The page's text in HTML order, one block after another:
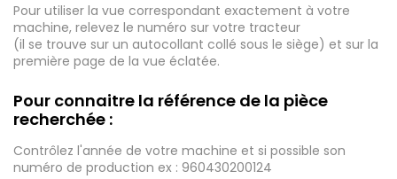
Pour utiliser la vue correspondant exactement à votre
machine, relevez le numéro sur votre tracteur
(il se trouve sur un autocollant collé sous le siège) et sur la
première page de la vue éclatée.
Pour connaitre la référence de la pièce
recherchée :
Contrôlez l'année de votre machine et si possible son
numéro de production ex : 960430200124